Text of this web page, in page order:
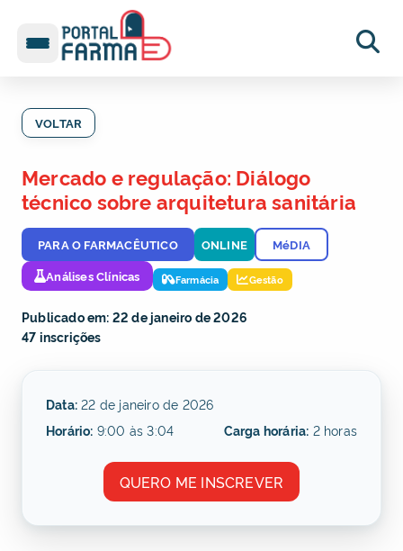
VOLTAR
Mercado e regulação: Diálogo
técnico sobre arquitetura sanitária
PARA O FARMACÊUTICO ONLINE
MéDIA
Análises Clínicas
Farmácia Gestão
Publicado em: 22 de janeiro de 2026
47 inscrições
Data: 22 de janeiro de 2026
Horário: 9:00 às 3:04 Carga horária: 2 horas
QUERO ME INSCREVER